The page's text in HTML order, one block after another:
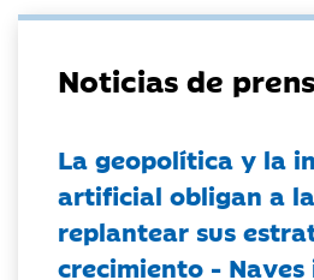
Noticias de
La geopolítica y la
artificial obligan a
replantear sus
crecimiento -